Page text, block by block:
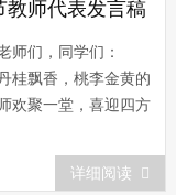
教师代表发言稿
老师们，同学们：
桂飘香，桃李金黄的
欢聚一堂，喜迎四方
、支持教育事业的各
感谢！ 从1985年
详细阅读